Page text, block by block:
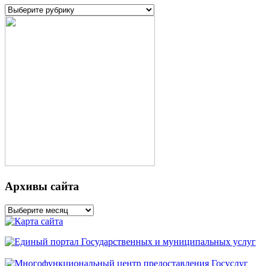
Рубрики
Архивы сайта
Архивы
сайта